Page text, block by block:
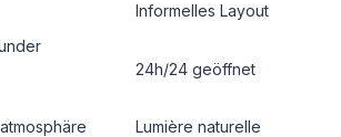
Informelles Layout
24h/24 geöffnet
Lumière naturelle